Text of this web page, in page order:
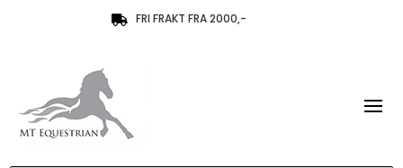
 FRI FRAKT FRA 2000,-